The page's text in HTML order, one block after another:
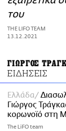
ΑΜΠΑ
PRINT
του
THE LIFO TEAM
13.12.2021
ΓΙΩΡΓΟΣ
ΕΙΔΗΣΕΙΣ
Ελλάδα
Γιώργος
κορωνοϊό στη
The LiFO team